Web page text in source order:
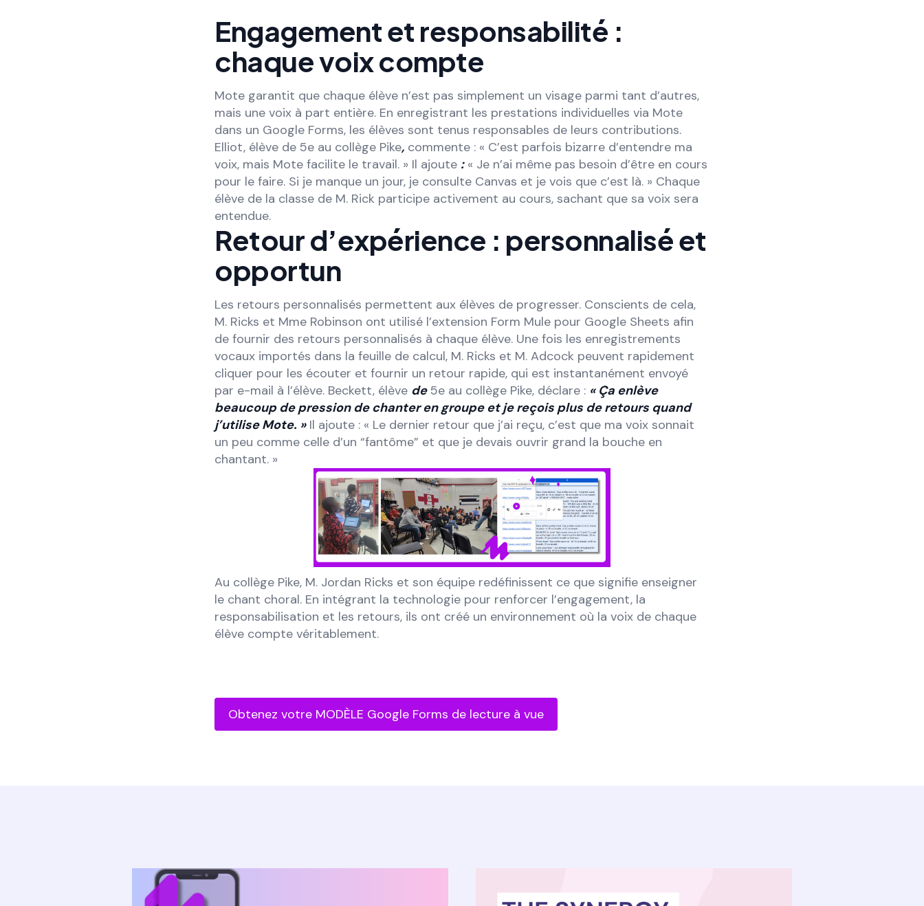
Engagement et responsabilité :
chaque voix compte
Mote garantit que chaque élève n’est pas simplement un visage parmi tant d’autres,
mais une voix à part entière. En enregistrant les prestations individuelles via Mote
dans un Google Forms, les élèves sont tenus responsables de leurs contributions.
Elliot, élève de 5e au collège Pike, commente : « C’est parfois bizarre d’entendre ma
voix, mais Mote facilite le travail. » Il ajoute :« Je n’ai même pas besoin d’être en cours
pour le faire. Si je manque un jour, je consulte Canvas et je vois que c’est là. » Chaque
élève de la classe de M. Rick participe activement au cours, sachant que sa voix sera
entendue.
Retour d’expérience : personnalisé et
opportun
Les retours personnalisés permettent aux élèves de progresser. Conscients de cela,
M. Ricks et Mme Robinson ont utilisé l’extension Form Mule pour Google Sheets afin
de fournir des retours personnalisés à chaque élève. Une fois les enregistrements
vocaux importés dans la feuille de calcul, M. Ricks et M. Adcock peuvent rapidement
cliquer pour les écouter et fournir un retour rapide, qui est instantanément envoyé
par e-mail à l’élève. Beckett, élève de5e au collège Pike, déclare : « Ça enlève
beaucoup de pression de chanter en groupe et je reçois plus de retours quand
j’utilise Mote. »Il ajoute : « Le dernier retour que j’ai reçu, c’est que ma voix sonnait
un peu comme celle d’un “fantôme” et que je devais ouvrir grand la bouche en
chantant. »
Au collège Pike, M. Jordan Ricks et son équipe redéfinissent ce que signifie enseigner
le chant choral. En intégrant la technologie pour renforcer l’engagement, la
responsabilisation et les retours, ils ont créé un environnement où la voix de chaque
élève compte véritablement.
Obtenez votre MODÈLE Google Forms de lecture à vue